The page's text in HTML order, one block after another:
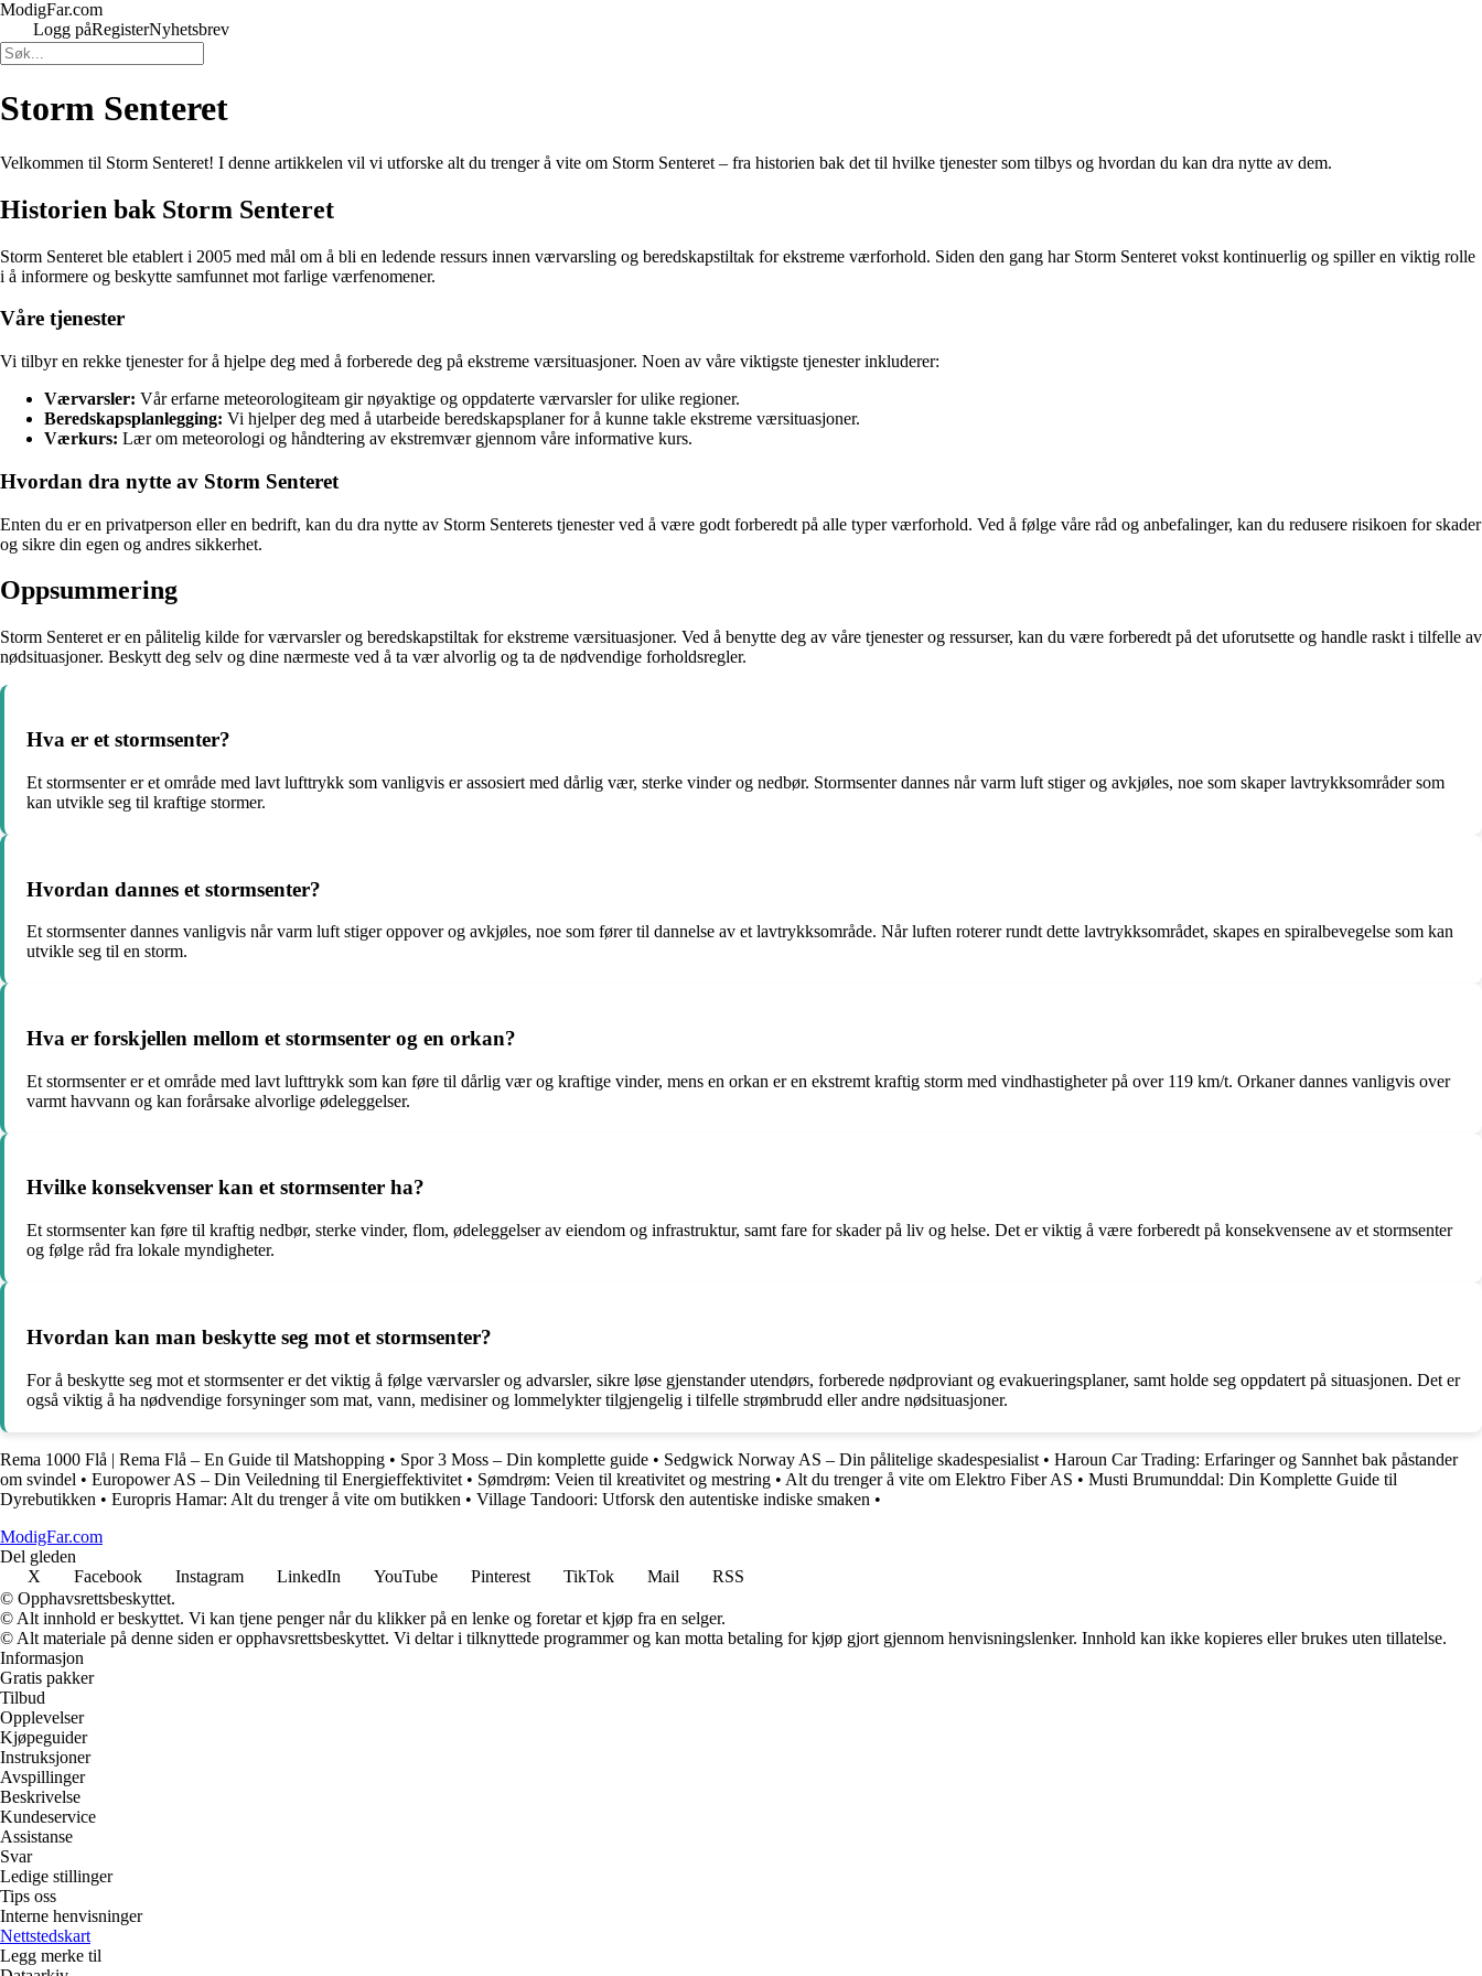
ModigFar.com
Logg påRegisterNyhetsbrev
Storm Senteret
Velkommen til Storm Senteret! I denne artikkelen vil vi utforske alt du trenger å vite om Storm Senteret – fra historien bak det til hvilke tjenester som tilbys og hvordan du kan dra nytte av dem.
Historien bak Storm Senteret
Storm Senteret ble etablert i 2005 med mål om å bli en ledende ressurs innen værvarsling og beredskapstiltak for ekstreme værforhold. Siden den gang har Storm Senteret vokst kontinuerlig og spiller en viktig rolle
i å informere og beskytte samfunnet mot farlige værfenomener.
Våre tjenester
Vi tilbyr en rekke tjenester for å hjelpe deg med å forberede deg på ekstreme værsituasjoner. Noen av våre viktigste tjenester inkluderer:
Værvarsler: Vår erfarne meteorologiteam gir nøyaktige og oppdaterte værvarsler for ulike regioner.
Beredskapsplanlegging: Vi hjelper deg med å utarbeide beredskapsplaner for å kunne takle ekstreme værsituasjoner.
Værkurs: Lær om meteorologi og håndtering av ekstremvær gjennom våre informative kurs.
Hvordan dra nytte av Storm Senteret
Enten du er en privatperson eller en bedrift, kan du dra nytte av Storm Senterets tjenester ved å være godt forberedt på alle typer værforhold. Ved å følge våre råd og anbefalinger, kan du redusere risikoen for skader
og sikre din egen og andres sikkerhet.
Oppsummering
Storm Senteret er en pålitelig kilde for værvarsler og beredskapstiltak for ekstreme værsituasjoner. Ved å benytte deg av våre tjenester og ressurser, kan du være forberedt på det uforutsette og handle raskt i tilfelle av
nødsituasjoner. Beskytt deg selv og dine nærmeste ved å ta vær alvorlig og ta de nødvendige forholdsregler.
Hva er et stormsenter?
Et stormsenter er et område med lavt lufttrykk som vanligvis er assosiert med dårlig vær, sterke vinder og nedbør. Stormsenter dannes når varm luft stiger og avkjøles, noe som skaper lavtrykksområder som
kan utvikle seg til kraftige stormer.
Hvordan dannes et stormsenter?
Et stormsenter dannes vanligvis når varm luft stiger oppover og avkjøles, noe som fører til dannelse av et lavtrykksområde. Når luften roterer rundt dette lavtrykksområdet, skapes en spiralbevegelse som kan
utvikle seg til en storm.
Hva er forskjellen mellom et stormsenter og en orkan?
Et stormsenter er et område med lavt lufttrykk som kan føre til dårlig vær og kraftige vinder, mens en orkan er en ekstremt kraftig storm med vindhastigheter på over 119 km/t. Orkaner dannes vanligvis over
varmt havvann og kan forårsake alvorlige ødeleggelser.
Hvilke konsekvenser kan et stormsenter ha?
Et stormsenter kan føre til kraftig nedbør, sterke vinder, flom, ødeleggelser av eiendom og infrastruktur, samt fare for skader på liv og helse. Det er viktig å være forberedt på konsekvensene av et stormsenter
og følge råd fra lokale myndigheter.
Hvordan kan man beskytte seg mot et stormsenter?
For å beskytte seg mot et stormsenter er det viktig å følge værvarsler og advarsler, sikre løse gjenstander utendørs, forberede nødproviant og evakueringsplaner, samt holde seg oppdatert på situasjonen. Det er
også viktig å ha nødvendige forsyninger som mat, vann, medisiner og lommelykter tilgjengelig i tilfelle strømbrudd eller andre nødsituasjoner.
Rema 1000 Flå | Rema Flå – En Guide til Matshopping • Spor 3 Moss – Din komplette guide • Sedgwick Norway AS – Din pålitelige skadespesialist • Haroun Car Trading: Erfaringer og Sannhet bak påstander
om svindel • Europower AS – Din Veiledning til Energieffektivitet • Sømdrøm: Veien til kreativitet og mestring • Alt du trenger å vite om Elektro Fiber AS • Musti Brumunddal: Din Komplette Guide til
Dyrebutikken • Europris Hamar: Alt du trenger å vite om butikken • Village Tandoori: Utforsk den autentiske indiske smaken •
ModigFar.com
Del gleden
X
Facebook Instagram LinkedIn YouTube Pinterest TikTok Mail
RSS
© Opphavsrettsbeskyttet.
© Alt innhold er beskyttet. Vi kan tjene penger når du klikker på en lenke og foretar et kjøp fra en selger.
© Alt materiale på denne siden er opphavsrettsbeskyttet. Vi deltar i tilknyttede programmer og kan motta betaling for kjøp gjort gjennom henvisningslenker. Innhold kan ikke kopieres eller brukes uten tillatelse.
Informasjon
Gratis pakker
Tilbud
Opplevelser
Kjøpeguider
Instruksjoner
Avspillinger
Beskrivelse
Kundeservice
Assistanse
Svar
Ledige stillinger
Tips oss
Interne henvisninger
Nettstedskart
Legg merke til